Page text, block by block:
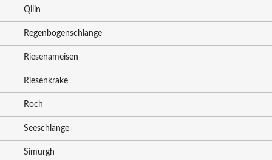
Qilin
Regenbogenschlange
Riesenameisen
Riesenkrake
Roch
Seeschlange
Simurgh